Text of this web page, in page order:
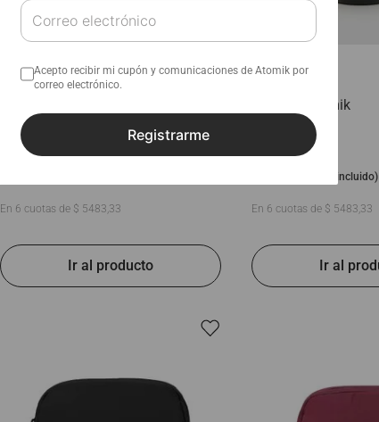
Acepto recibir mi cupón y comunicaciones de Atomik por
correo electrónico.
Registrarme
En 6 cuotas de $ 5483,33
Botella | Atomik
(IVA incluido)
En 6 cuotas de $ 5483,33